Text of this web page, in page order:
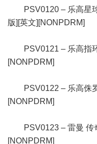
PSV0120 – 乐高星球
版][英文][NONPDRM]
PSV0121 – 乐高指环
[NONPDRM]
PSV0122 – 乐高侏罗
[NONPDRM]
PSV0123 – 雷曼 传
[NONPDRM]